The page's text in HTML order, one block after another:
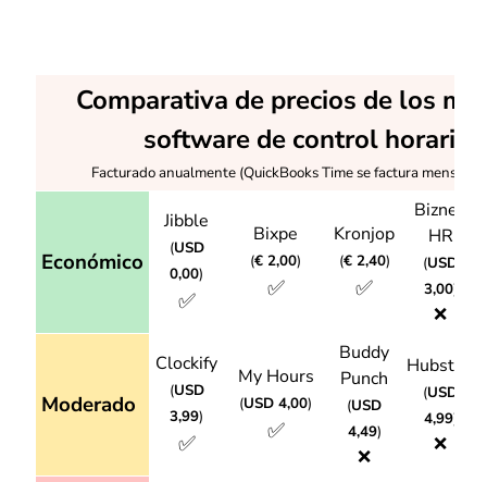
Comparativa de precios de los
software de control horario
Facturado anualmente (QuickBooks Time se factura
Económico
Jibble
(USD
0,00)
✅
Bixpe
(€ 2,00)
✅
Kronjop
(€ 2,40)
✅
Bizneo
HR
(USD
3,00)
❌
Moderado
Clockify
(USD
3,99)
✅
My Hours
(USD 4,00)
✅
Buddy
Punch
(USD
4,49)
❌
Hubstaff
(USD
4,99)
❌